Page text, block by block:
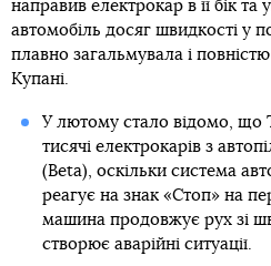
направив електрокар в її бік та
автомобіль досяг швидкості у
плавно загальмувала і
Купані.
У лютому стало відомо, що
тисячі електрокарів з
(Beta), оскільки система
реагує на знак «Стоп» на
машина продовжує рух зі
створює аварійні ситуації.